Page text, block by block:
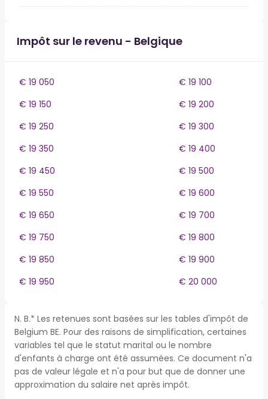
Impôt sur le revenu - Belgique
€ 19 050
€ 19 100
€ 19 150
€ 19 200
€ 19 250
€ 19 300
€ 19 350
€ 19 400
€ 19 450
€ 19 500
€ 19 550
€ 19 600
€ 19 650
€ 19 700
€ 19 750
€ 19 800
€ 19 850
€ 19 900
€ 19 950
€ 20 000
N. B.* Les retenues sont basées sur les tables d'impôt de
Belgium BE. Pour des raisons de simplification, certaines
variables tel que le statut marital ou le nombre
d'enfants à charge ont été assumées. Ce document n'a
pas de valeur légale et n'a pour but que de donner une
approximation du salaire net après impôt.